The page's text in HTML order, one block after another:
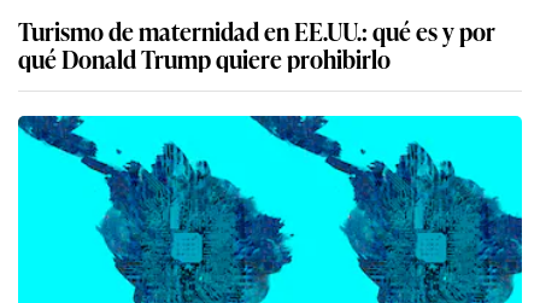
Turismo de maternidad en EE.UU.: qué es y por
qué Donald Trump quiere prohibirlo